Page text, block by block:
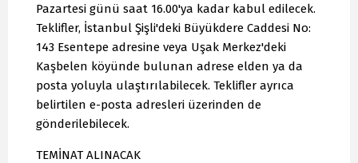
Pazartesi günü saat 16.00'ya kadar kabul edilecek.
Teklifler, İstanbul Şişli'deki Büyükdere Caddesi No:
143 Esentepe adresine veya Uşak Merkez'deki
Kaşbelen köyünde bulunan adrese elden ya da
posta yoluyla ulaştırılabilecek. Teklifler ayrıca
belirtilen e-posta adresleri üzerinden de
gönderilebilecek.
TEMİNAT ALINACAK